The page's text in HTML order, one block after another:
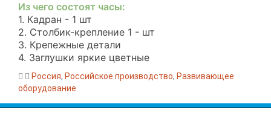
Из чего состоят часы:
1. Кадран - 1 шт
2. Столбик-крепление 1 - шт
3. Крепежные детали
4. Заглушки яркие цветные
Россия, Российское производство, Развивающее
оборудование